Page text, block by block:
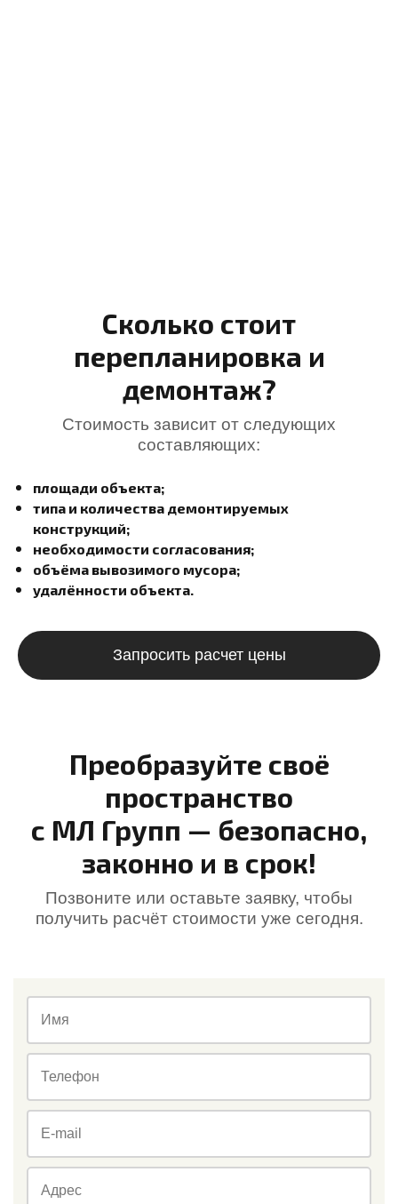
Сколько стоит
перепланировка и
демонтаж?
Стоимость зависит от следующих
составляющих:
площади объекта;
типа и количества демонтируемых
конструкций;
необходимости согласования;
объёма вывозимого мусора;
удалённости объекта.
Запросить расчет цены
Преобразуйте своё
пространство
с МЛ Групп — безопасно,
законно и в срок!
Позвоните или оставьте заявку, чтобы
получить расчёт стоимости уже сегодня.
Имя
Телефон
E-mail
Адрес